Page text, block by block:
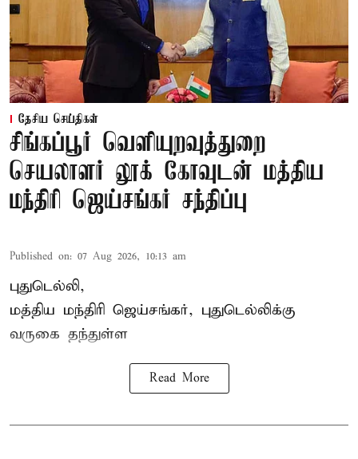
தேசிய செய்திகள்
சிங்கப்பூர் வெளியுறவுத்துறை
செயலாளர் லூக் கோவுடன் மத்திய
மந்திரி ஜெய்சங்கர் சந்திப்பு
Published on: 07 Aug 2026, 10:13 am
புதுடெல்லி,
மத்திய மந்திரி ஜெய்சங்கர், புதுடெல்லிக்கு
வருகை தந்துள்ள
Read More